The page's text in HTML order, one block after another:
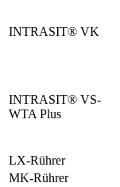
INTRASIT® VK
INTRASIT® VS-
WTA Plus
LX-Rührer
MK-Rührer